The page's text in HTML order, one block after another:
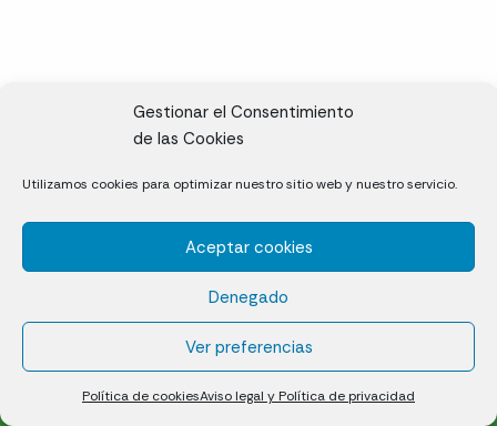
Gestionar el Consentimiento
de las Cookies
Utilizamos cookies para optimizar nuestro sitio web y nuestro servicio.
Aceptar cookies
Denegado
Ver preferencias
Política de cookiesAviso legal y Política de privacidad
Cáceres
Césped natural en tepes
Política de cookies (UE)
Aviso legal y Política de privacidad
¿Quiénes somos?
Contacto